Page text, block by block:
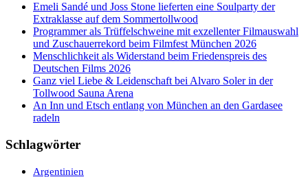
Emeli Sandé und Joss Stone lieferten eine Soulparty der
Extraklasse auf dem Sommertollwood
Programmer als Trüffelschweine mit exzellenter Filmauswahl
und Zuschauerrekord beim Filmfest München 2026
Menschlichkeit als Widerstand beim Friedenspreis des
Deutschen Films 2026
Ganz viel Liebe & Leidenschaft bei Alvaro Soler in der
Tollwood Sauna Arena
An Inn und Etsch entlang von München an den Gardasee
radeln
Schlagwörter
Argentinien